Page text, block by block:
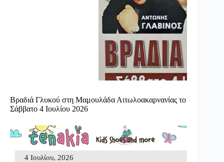
Βραδιά Γλυκού στη Μαμουλάδα Αιτωλοακαρνανίας το
Σάββατο 4 Ιουλίου 2026
4 Ιουλίου, 2026